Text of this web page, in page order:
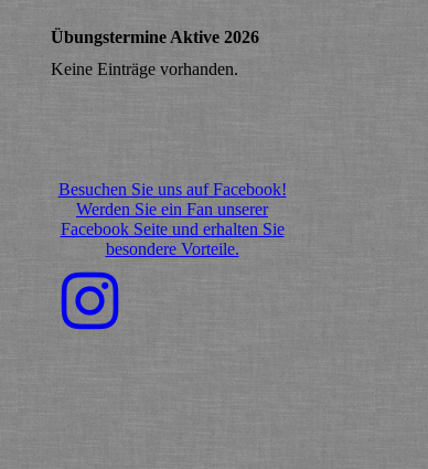
Übungstermine Aktive 2026
Keine Einträge vorhanden.
Besuchen Sie uns auf Facebook!
Werden Sie ein Fan unserer
Facebook Seite und erhalten Sie
besondere Vorteile.